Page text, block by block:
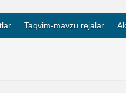
Taqvim-mavzu rejalar